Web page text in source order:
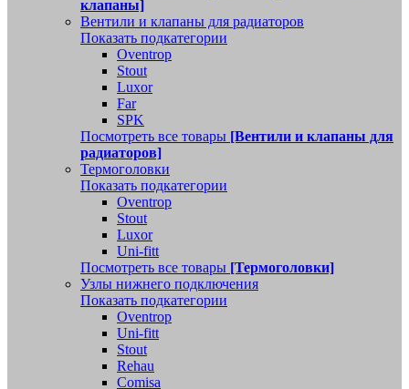
клапаны]
Вентили и клапаны для радиаторов
Показать подкатегории
Oventrop
Stout
Luxor
Far
SPK
Посмотреть все товары [Вентили и клапаны для
радиаторов]
Термоголовки
Показать подкатегории
Oventrop
Stout
Luxor
Uni-fitt
Посмотреть все товары [Термоголовки]
Узлы нижнего подключения
Показать подкатегории
Oventrop
Uni-fitt
Stout
Rehau
Comisa